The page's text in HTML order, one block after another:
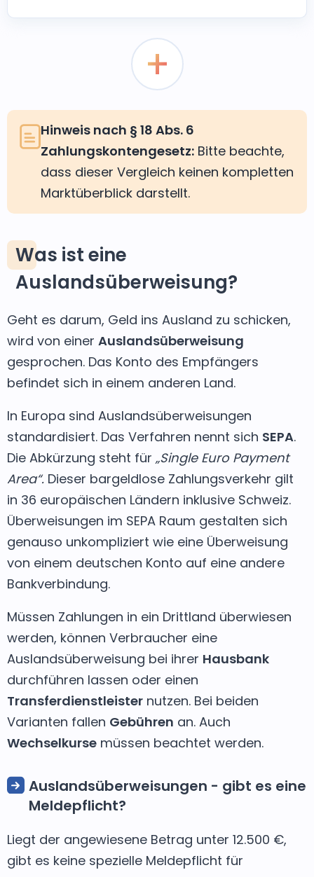
Hinweis nach § 18 Abs. 6
Zahlungskontengesetz: Bitte beachte,
dass dieser Vergleich keinen kompletten
Marktüberblick darstellt.
Was ist eine
Auslandsüberweisung?
Geht es darum, Geld ins Ausland zu schicken,
wird von einer Auslandsüberweisung
gesprochen. Das Konto des Empfängers
befindet sich in einem anderen Land.
In Europa sind Auslandsüberweisungen
standardisiert. Das Verfahren nennt sich SEPA.
Die Abkürzung steht für „Single Euro Payment
Area“. Dieser bargeldlose Zahlungsverkehr gilt
in 36 europäischen Ländern inklusive Schweiz.
Überweisungen im SEPA Raum gestalten sich
genauso unkompliziert wie eine Überweisung
von einem deutschen Konto auf eine andere
Bankverbindung.
Müssen Zahlungen in ein Drittland überwiesen
werden, können Verbraucher eine
Auslandsüberweisung bei ihrer Hausbank
durchführen lassen oder einen
Transferdienstleister nutzen. Bei beiden
Varianten fallen Gebühren an. Auch
Wechselkurse müssen beachtet werden.
Auslandsüberweisungen - gibt es eine
Meldepflicht?
Liegt der angewiesene Betrag unter 12.500 €,
gibt es keine spezielle Meldepflicht für